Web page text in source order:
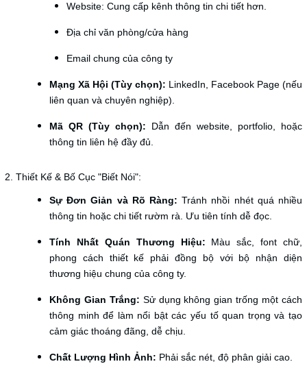
Website: Cung cấp kênh thông tin chi tiết hơn.
Địa chỉ văn phòng/cửa hàng
Email chung của công ty
Mạng Xã Hội (Tùy chọn): LinkedIn, Facebook Page (nếu
liên quan và chuyên nghiệp).
Mã QR (Tùy chọn): Dẫn đến website, portfolio, hoặc
thông tin liên hệ đầy đủ.
2. Thiết Kế & Bố Cục "Biết Nói":
Sự Đơn Giản và Rõ Ràng: Tránh nhồi nhét quá nhiều
thông tin hoặc chi tiết rườm rà. Ưu tiên tính dễ đọc.
Tính Nhất Quán Thương Hiệu: Màu sắc, font chữ,
phong cách thiết kế phải đồng bộ với bộ nhận diện
thương hiệu chung của công ty.
Không Gian Trắng: Sử dụng không gian trống một cách
thông minh để làm nổi bật các yếu tố quan trọng và tạo
cảm giác thoáng đãng, dễ chịu.
Chất Lượng Hình Ảnh: Phải sắc nét, độ phân giải cao.